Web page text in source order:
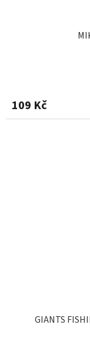
109 Kč
GIANTS